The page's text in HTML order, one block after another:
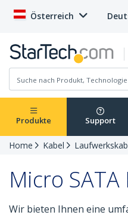
Österreich
Produkte Support
Home Kabel
Micro SATA
Wir bieten Ihnen eine